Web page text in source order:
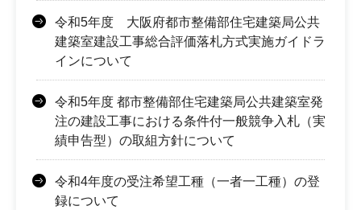
令和5年度 大阪府都市整備部住宅建築局公共
建築室建設工事総合評価落札方式実施ガイドラ
インについて
令和5年度 都市整備部住宅建築局公共建築室発
注の建設工事における条件付一般競争入札（実
績申告型）の取組方針について
令和4年度の受注希望工種（一者一工種）の登
録について